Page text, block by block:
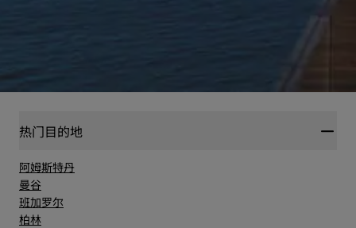
热门目的地
阿姆斯特丹
曼谷
班加罗尔
柏林